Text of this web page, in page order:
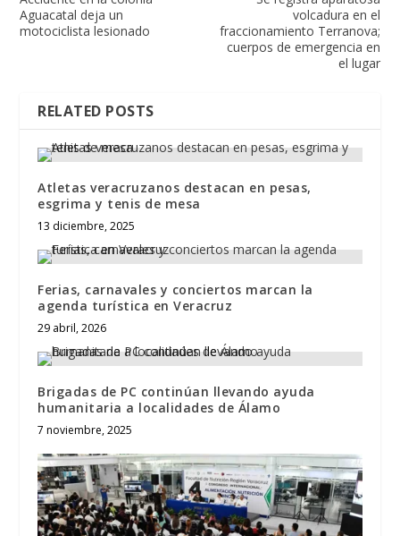
Aguacatal deja un
motociclista lesionado
volcadura en el
fraccionamiento Terranova;
cuerpos de emergencia en
el lugar
RELATED POSTS
Atletas veracruzanos destacan en pesas,
esgrima y tenis de mesa
13 diciembre, 2025
Ferias, carnavales y conciertos marcan la
agenda turística en Veracruz
29 abril, 2026
Brigadas de PC continúan llevando ayuda
humanitaria a localidades de Álamo
7 noviembre, 2025